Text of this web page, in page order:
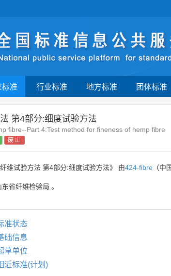
准 行业标准 地方标准 团体标准
第4部分:细度试验方法
fibre--Part 4:Test method for fineness of hemp fibre
废止
维试验方法 第4部分:细度试验方法》 由424-fibre （中
东省纤维检验局 。
准状态
础信息
草单位
近标准(计划)